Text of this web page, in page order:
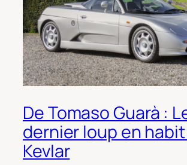
De Tomaso Guarà :
dernier loup en
Kevlar